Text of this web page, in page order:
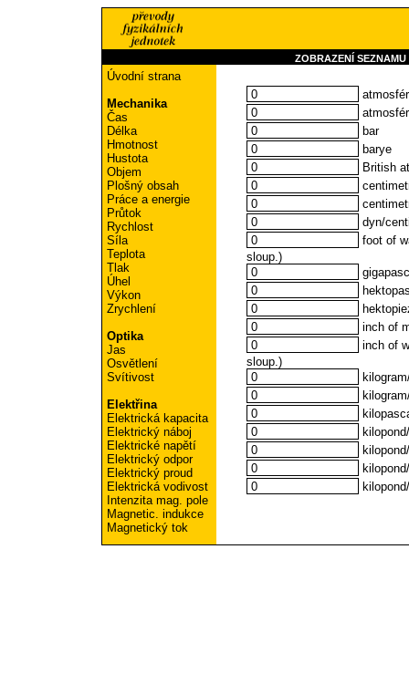
ZOBRAZENÍ SEZNAMU
Úvodní strana
Mechanika
Čas
Délka
Hmotnost
Hustota
Objem
Plošný obsah
Práce a energie
Průtok
Rychlost
Síla
Teplota
Tlak
Úhel
Výkon
Zrychlení
Optika
Jas
Osvětlení
Svítivost
Elektřina
Elektrická kapacita
Elektrický náboj
Elektrické napětí
Elektrický odpor
Elektrický proud
Elektrická vodivost
Intenzita mag. pole
Magnetic. indukce
Magnetický tok
bar
barye
British
dyn/
foot of
sloup.)
inch of
inch of
sloup.)